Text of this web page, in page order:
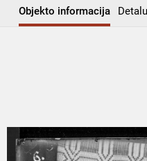
Objekto informacija